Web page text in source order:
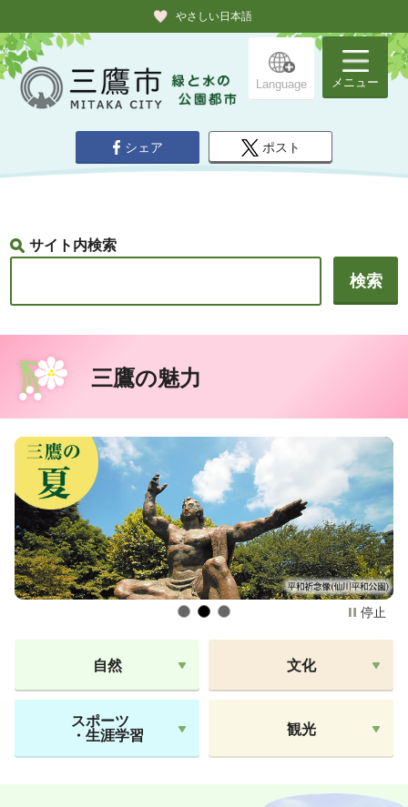
やさしい日本語
Language メニュー
シェア ポスト
サイト内検索
三鷹の魅力
1 2 3 停止
自然 文化
スポーツ
・生涯学習
観光